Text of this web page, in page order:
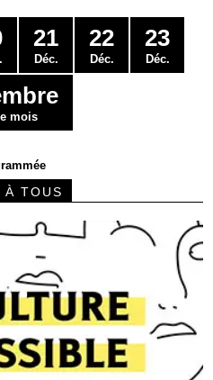
21
Déc.
22
Déc.
23
Déc.
mois
À TOUS